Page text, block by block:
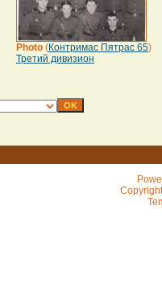
Photo (Контримас Пятрас 65)
Третий дивизион